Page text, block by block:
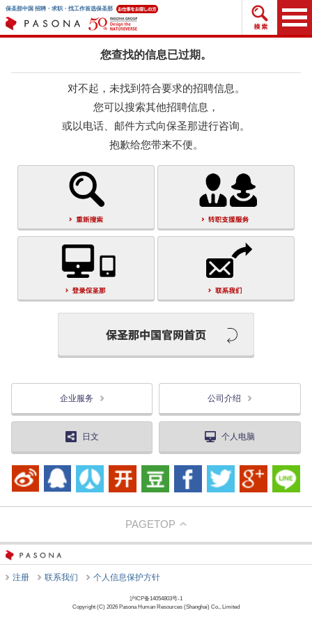
保圣那中国 招聘・求职・找工作首选保圣那 搜索
您查找的信息已过期。
对不起，未找到符合要求的招聘信息。
您可以搜索其他招聘信息，
或以电话、邮件方式向保圣那进行咨询。
抱歉给您带来不便。
企业服务 公司介绍
日文 个人电脑
PAGETOP
注册 联系我们 个人信息保护方针
沪ICP备14054803号-1
Copyright (C) 2026 Pasona Human Resources (Shanghai) Co., Limited